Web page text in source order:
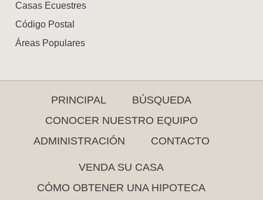
Casas Ecuestres
Código Postal
Áreas Populares
PRINCIPAL
BÚSQUEDA
CONOCER NUESTRO EQUIPO
ADMINISTRACIÓN
CONTACTO
VENDA SU CASA
CÓMO OBTENER UNA HIPOTECA